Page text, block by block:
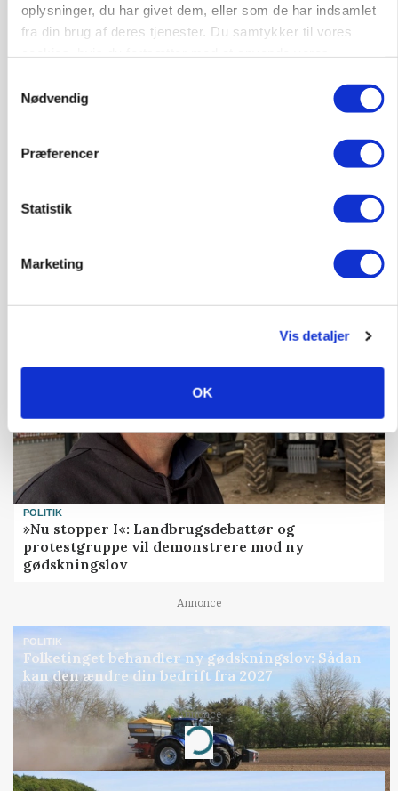
oplysninger, du har givet dem, eller som de har indsamlet
fra din brug af deres tjenester. Du samtykker til vores
Nødvendig
Præferencer
Statistik
Marketing
Vis detaljer
OK
Fra mark til mur: Byggeriet kan åbne nyt
POLITIK
»Nu stopper I«: Landbrugsdebattør og
protestgruppe vil demonstrere mod ny
gødskningslov
Annonce
POLITIK
Folketinget behandler ny gødskningslov: Sådan
kan den ændre din bedrift fra 2027
Annonce
Loading...